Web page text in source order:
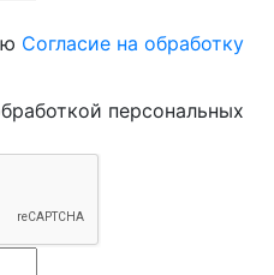
Согласие на обработку
персональных